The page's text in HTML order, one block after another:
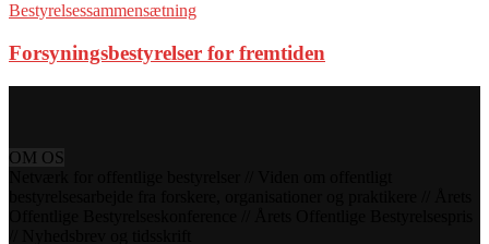
Bestyrelsessammensætning
Forsyningsbestyrelser for fremtiden
OM OS